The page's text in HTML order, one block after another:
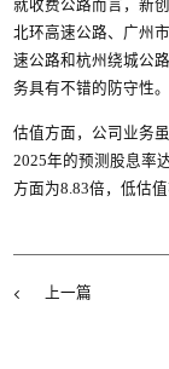
就收费公路而言，新
北环高速公路、广州
速公路和杭州绕城公
务具有不错的防守性
估值方面，公司业务
2025年的预测股息率
方面为8.83倍，低估
上一篇